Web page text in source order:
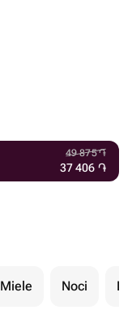
49 875֏
37 406 ֏
Miele Noci